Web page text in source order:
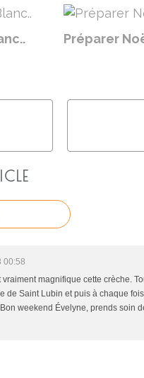
Préparer
00:58
magnifique cette crèche.
de Saint Lubin et puis à chaque
weekend Évelyne, prends soin